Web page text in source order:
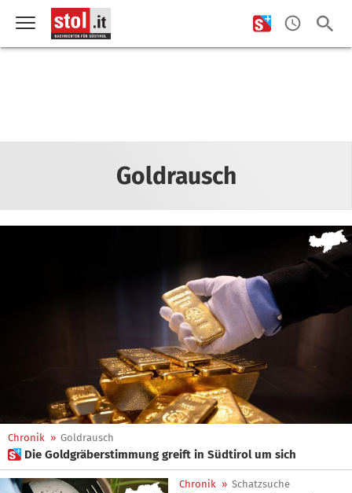
Goldrausch
Chronik » Goldrausch
 Die Goldgräberstimmung greift in Südtirol um sich
Chronik » Schatzsuche